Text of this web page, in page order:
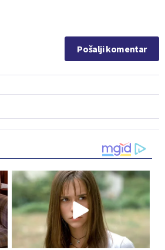
Pošalji komentar